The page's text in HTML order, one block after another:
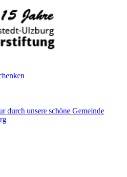
durch unsere schöne Gemeinde